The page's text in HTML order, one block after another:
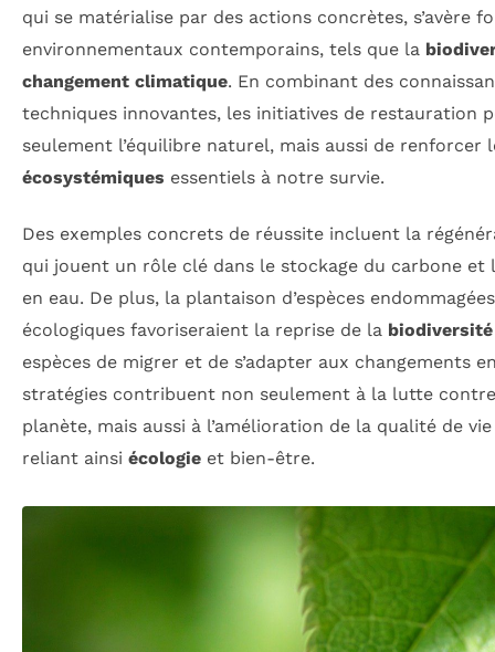
qui se matérialise par des actions concrètes, s’avère
environnementaux contemporains, tels que la
changement climatique. En combinant des
techniques innovantes, les initiatives de restauration
seulement l’équilibre naturel, mais aussi de renforcer
écosystémiques essentiels à notre survie.
Des exemples concrets de réussite incluent la
qui jouent un rôle clé dans le stockage du carbone et
en eau. De plus, la plantaison d’espèces
écologiques favoriseraient la reprise de la biodiversité
espèces de migrer et de s’adapter aux changements
stratégies contribuent non seulement à la lutte
planète, mais aussi à l’amélioration de la qualité de
reliant ainsi écologie et bien-être.